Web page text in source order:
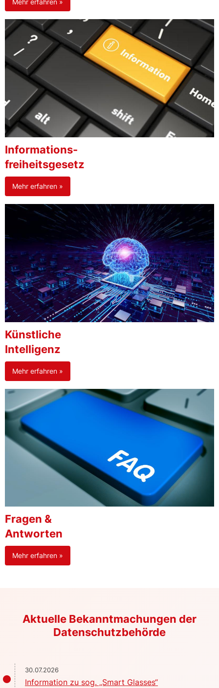
Informations-
freiheitsgesetz
Mehr erfahren »
Künstliche
Intelligenz
Mehr erfahren »
Fragen &
Antworten
Mehr erfahren »
Aktuelle Bekanntmachungen der
Datenschutzbehörde
30.07.2026
Information zu sog. „Smart Glasses“